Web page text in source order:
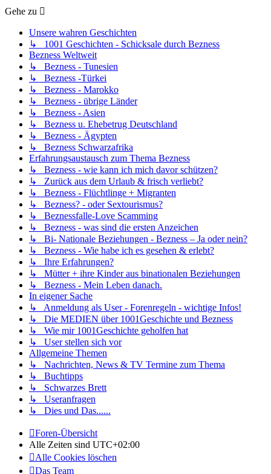
Gehe zu
Unsere wahren Geschichten
↳ 1001 Geschichten - Schicksale durch Bezness
Bezness Weltweit
↳ Bezness - Tunesien
↳ Bezness -Türkei
↳ Bezness - Marokko
↳ Bezness - übrige Länder
↳ Bezness - Asien
↳ Bezness u. Ehebetrug Deutschland
↳ Bezness - Ägypten
↳ Bezness Schwarzafrika
Erfahrungsaustausch zum Thema Bezness
↳ Bezness - wie kann ich mich davor schützen?
↳ Zurück aus dem Urlaub & frisch verliebt?
↳ Bezness - Flüchtlinge + Migranten
↳ Bezness? - oder Sextourismus?
↳ Beznessfalle-Love Scamming
↳ Bezness - was sind die ersten Anzeichen
↳ Bi- Nationale Beziehungen - Bezness – Ja oder nein?
↳ Bezness - Wie habe ich es gesehen & erlebt?
↳ Ihre Erfahrungen?
↳ Mütter + ihre Kinder aus binationalen Beziehungen
↳ Bezness - Mein Leben danach.
In eigener Sache
↳ Anmeldung als User - Forenregeln - wichtige Infos!
↳ Die MEDIEN über 1001Geschichte und Bezness
↳ Wie mir 1001Geschichte geholfen hat
↳ User stellen sich vor
Allgemeine Themen
↳ Nachrichten, News & TV Termine zum Thema
↳ Buchtipps
↳ Schwarzes Brett
↳ Useranfragen
↳ Dies und Das......
Foren-Übersicht
Alle Zeiten sind UTC+02:00
Alle Cookies löschen
Das Team